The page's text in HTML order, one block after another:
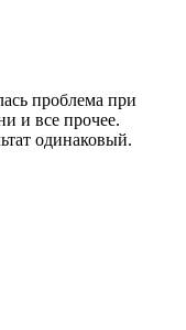
проблема при
и все прочее.
одинаковый.